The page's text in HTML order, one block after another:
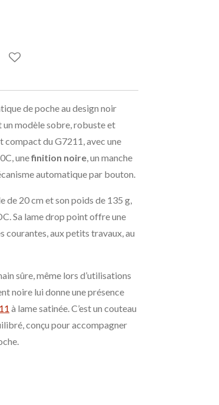
de poche au design noir
un modèle sobre, robuste et
du G7211, avec une
unefinition noire , un manche
automatique par bouton.
de 20 cm et son poids de 135 g,
Sa lame drop point offre une
courantes, aux petits travaux, au
sûre, même lors d’utilisations
noire lui donne une présence
à lame satinée. C’est un couteau
conçu pour accompagner